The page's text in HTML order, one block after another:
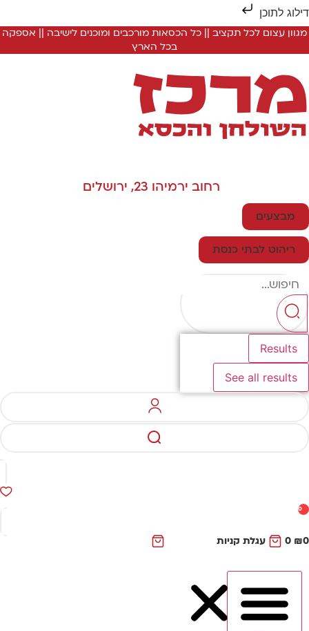
לתוכן
מגוון עצום לכל תקציב || כל הכסאות מורכבים ומוכנים לישיבה || אספקה
בכל הארץ
רחוב ירמיהו 23, ירושלים
מבצעים
ריהוט לבתי כנסת
Results
See all results
0
₪
0 עגלת קניות